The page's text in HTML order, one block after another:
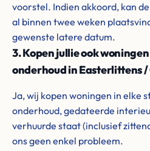
voorstel. Indien akkoord, kan
al binnen twee weken
gewenste latere datum.
3. Kopen jullie ook
onderhoud in Easterlittens
Ja, wij kopen woningen in elke
onderhoud, gedateerde
verhuurde staat (inclusief
ons geen enkel probleem.